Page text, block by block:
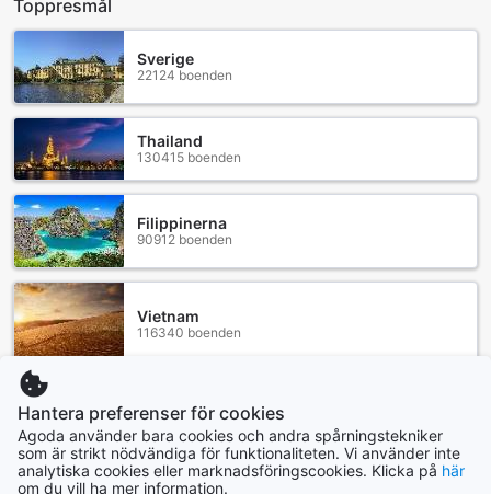
Toppresmål
Sverige
22124 boenden
Thailand
130415 boenden
Filippinerna
90912 boenden
Vietnam
116340 boenden
Indonesien
172397 boenden
Hantera preferenser för cookies
Agoda använder bara cookies och andra spårningstekniker
som är strikt nödvändiga för funktionaliteten. Vi använder inte
analytiska cookies eller marknadsföringscookies. Klicka på här
om du vill ha mer information.